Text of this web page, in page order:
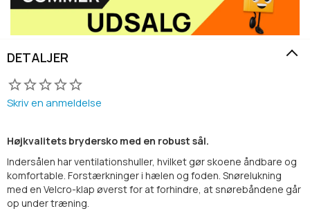
DETALJER
Skriv en anmeldelse
Højkvalitets brydersko med en robust sål.
Indersålen har ventilationshuller, hvilket gør skoene åndbare og
komfortable. Forstærkninger i hælen og foden. Snørelukning
med en Velcro-klap øverst for at forhindre, at snørebåndene går
op under træning.